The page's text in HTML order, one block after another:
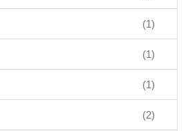
(1)
(1)
(1)
(2)